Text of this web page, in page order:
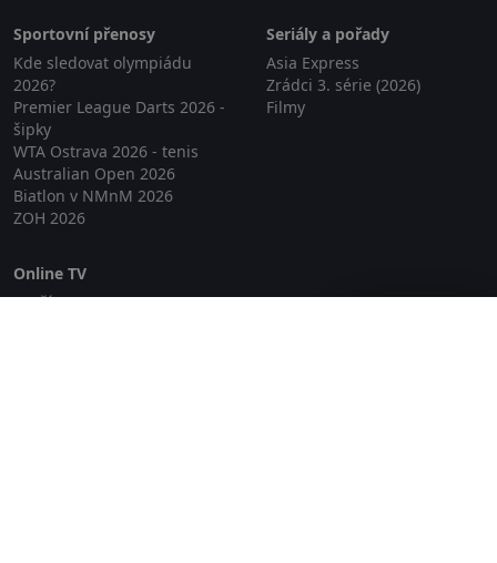
Sportovní přenosy
Kde sledovat olympiádu
2026?
Premier League Darts 2026 -
šipky
WTA Ostrava 2026 - tenis
Australian Open 2026
Biatlon v NMnM 2026
ZOH 2026
Seriály a pořady
Asia Express
Zrádci 3. série (2026)
Filmy
Online TV
Lepší.TV